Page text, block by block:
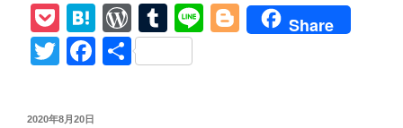
ー
キ
ン
ッ
P
o
ck
H
at
e
W
or
d
T
u
m
Li
Bl
Share
T
tt
F
共
投
2020年8月20日